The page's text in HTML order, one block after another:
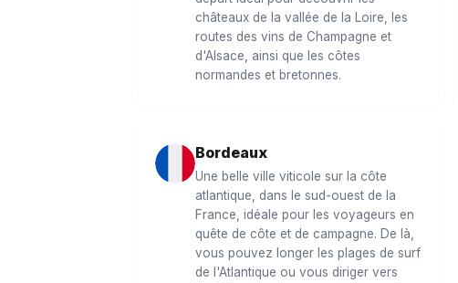
châteaux de la vallée de la Loire, les
routes des vins de Champagne et
d'Alsace, ainsi que les côtes
normandes et bretonnes.
Bordeaux
Une belle ville viticole sur la côte
atlantique, dans le sud-ouest de la
France, idéale pour les voyageurs en
quête de côte et de campagne. De là,
vous pouvez longer les plages de surf
de l'Atlantique ou vous diriger vers